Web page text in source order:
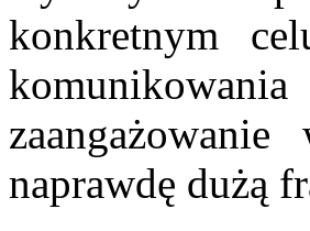
konkretnym
naprawdę dużą